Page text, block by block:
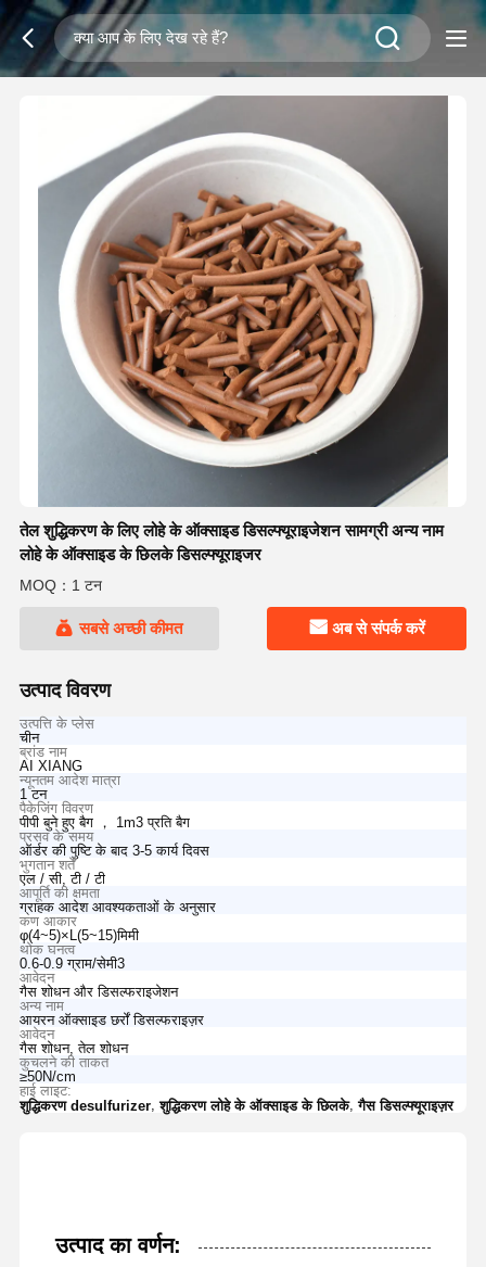
तेल शुद्धिकरण के लिए लोहे के ऑक्साइड डिसल्फ्यूराइजेशन सामग्री अन्य नाम
लोहे के ऑक्साइड के छिलके डिसल्फ्यूराइजर
MOQ：1 टन
सबसे अच्छी कीमत अब से संपर्क करें
उत्पाद विवरण
उत्पत्ति के प्लेस
चीन
ब्रांड नाम
AI XIANG
न्यूनतम आदेश मात्रा
1 टन
पैकेजिंग विवरण
पीपी बुने हुए बैग ， 1m3 प्रति बैग
प्रसव के समय
ऑर्डर की पुष्टि के बाद 3-5 कार्य दिवस
भुगतान शर्तें
एल / सी, टी / टी
आपूर्ति की क्षमता
ग्राहक आदेश आवश्यकताओं के अनुसार
कण आकार
φ(4~5)×L(5~15)मिमी
थोक घनत्व
0.6-0.9 ग्राम/सेमी3
आवेदन
गैस शोधन और डिसल्फराइजेशन
अन्य नाम
आयरन ऑक्साइड छर्रों डिसल्फराइज़र
आवेदन
गैस शोधन, तेल शोधन
कुचलने की ताकत
≥50N/cm
हाई लाइट:
शुद्धिकरण desulfurizer,शुद्धिकरण लोहे के ऑक्साइड के छिलके,गैस डिसल्फ्यूराइज़र
उत्पाद का वर्णन: